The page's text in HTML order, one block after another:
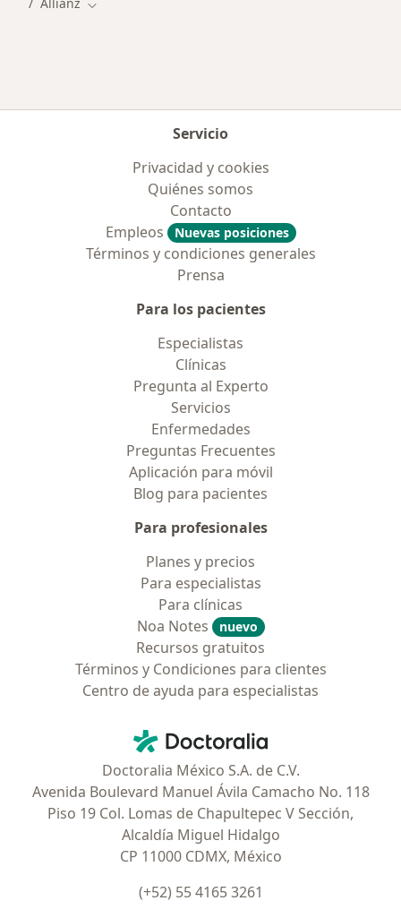
Cambiar de ciudad
Servicio
Privacidad y cookies
Quiénes somos
Contacto
Empleos
Nuevas posiciones
Términos y condiciones generales
Prensa
Para los pacientes
Especialistas
Clínicas
Pregunta al Experto
Servicios
Enfermedades
Preguntas Frecuentes
Aplicación para móvil
Blog para pacientes
Para profesionales
Planes y precios
Para especialistas
Para clínicas
Noa Notes
nuevo
Recursos gratuitos
Términos y Condiciones para clientes
Centro de ayuda para especialistas
Doctoralia - Página de inicio
Doctoralia México S.A. de C.V.
Avenida Boulevard Manuel Ávila Camacho No. 118
Piso 19 Col. Lomas de Chapultepec V Sección,
Alcaldía Miguel Hidalgo
CP 11000 CDMX, México
(+52) 55 4165 3261